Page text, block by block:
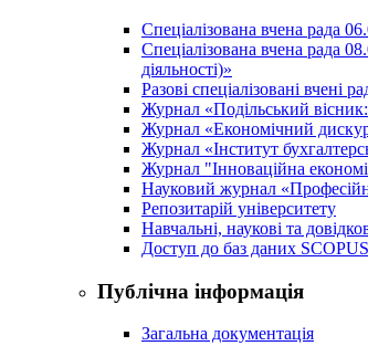
Спеціалізована вчена рада
Спеціалізована вчена рада
діяльності)»
Разові спеціалізовані вчені
Журнал «Подільський вісник:
Журнал «Економічний
Журнал «Інститут
Журнал "Інноваційна
Науковий журнал
Репозитарій університету
Навчальні, наукові та
Доступ до баз даних
Публічна інформація
Загальна документація